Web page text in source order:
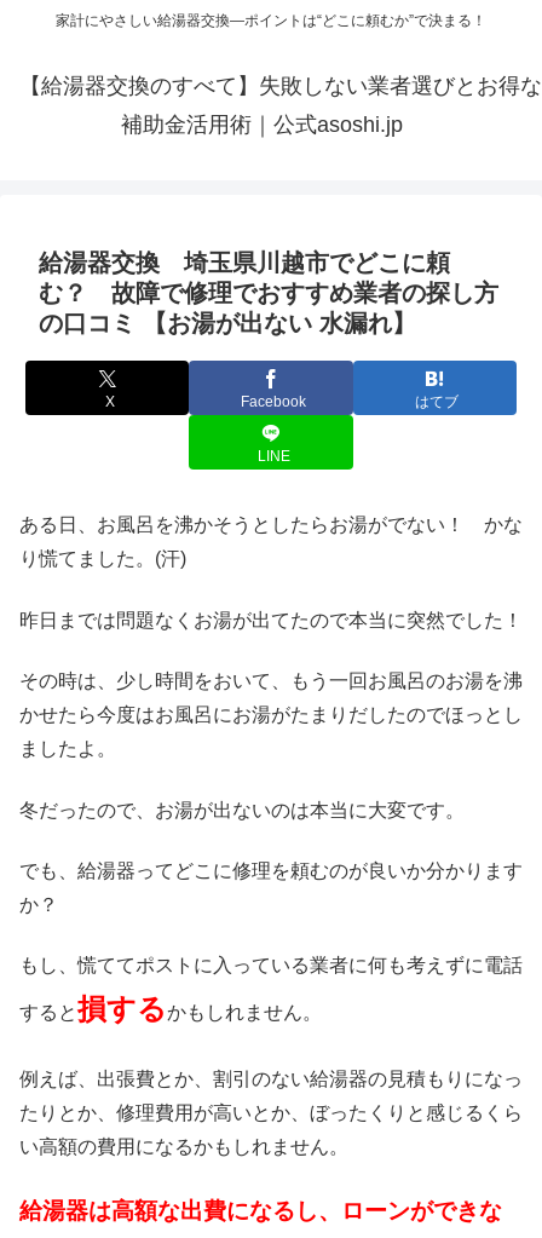
家計にやさしい給湯器交換—ポイントは“どこに頼むか”で決まる！
【給湯器交換のすべて】失敗しない業者選びとお得な
補助金活用術｜公式asoshi.jp
給湯器交換 埼玉県川越市でどこに頼
む？ 故障で修理でおすすめ業者の探し方
の口コミ 【お湯が出ない 水漏れ】
X Facebook はてブ
LINE
ある日、お風呂を沸かそうとしたらお湯がでない！ かな
り慌てました。(汗)
昨日までは問題なくお湯が出てたので本当に突然でした！
その時は、少し時間をおいて、もう一回お風呂のお湯を沸
かせたら今度はお風呂にお湯がたまりだしたのでほっとし
ましたよ。
冬だったので、お湯が出ないのは本当に大変です。
でも、給湯器ってどこに修理を頼むのが良いか分かります
か？
もし、慌ててポストに入っている業者に何も考えずに電話
すると損するかもしれません。
例えば、出張費とか、割引のない給湯器の見積もりになっ
たりとか、修理費用が高いとか、ぼったくりと感じるくら
い高額の費用になるかもしれません。
給湯器は高額な出費になるし、ローンができな